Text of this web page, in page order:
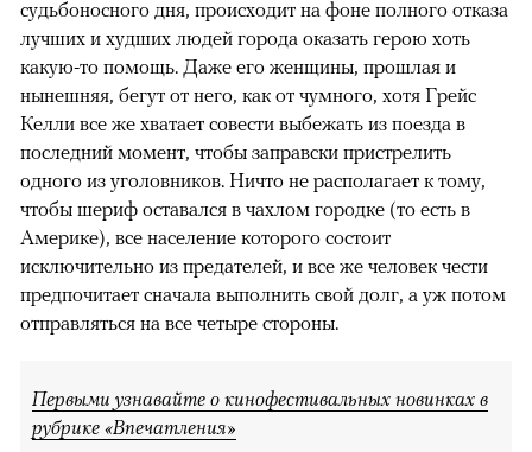
судьбоносного дня, происходит на фоне полного отказа
лучших и худших людей города оказать герою хоть
какую-то помощь. Даже его женщины, прошлая и
нынешняя, бегут от него, как от чумного, хотя Грейс
Келли все же хватает совести выбежать из поезда в
последний момент, чтобы заправски пристрелить
одного из уголовников. Ничто не располагает к тому,
чтобы шериф оставался в чахлом городке (то есть в
Америке), все население которого состоит
исключительно из предателей, и все же человек чести
предпочитает сначала выполнить свой долг, а уж потом
отправляться на все четыре стороны.
Первыми узнавайте о кинофестивальных новинках в
рубрике «Впечатления»